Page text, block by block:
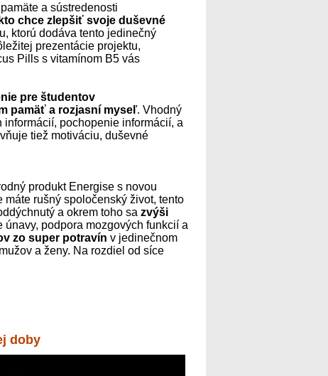
a sústredenosti
chce zlepšiť svoje duševné
ktorú dodáva tento jedinečný
prezentácie projektu,
Pills s vitamínom B5 vás
pre študentov
pamäť a rozjasní myseľ. Vhodný
pochopenie informácií, a
tiež motiváciu, duševné
produkt Energise s novou
rušný spoločenský život, tento
a okrem toho sa zvýši
podpora mozgových funkcií a
zo super potravín v jedinečnom
a ženy. Na rozdiel od síce
doby